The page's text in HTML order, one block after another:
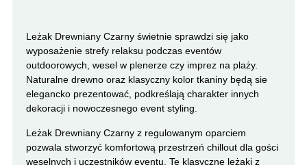
Leżak Drewniany Czarny świetnie sprawdzi się jako
wyposażenie strefy relaksu podczas eventów
outdoorowych, wesel w plenerze czy imprez na plaży.
Naturalne drewno oraz klasyczny kolor tkaniny będą sie
elegancko prezentować, podkreślają charakter innych
dekoracji i nowoczesnego event styling.
Leżak Drewniany Czarny z regulowanym oparciem
pozwala stworzyć komfortową przestrzeń chillout dla gości
weselnych i uczestników eventu. Te klasyczne leżaki z